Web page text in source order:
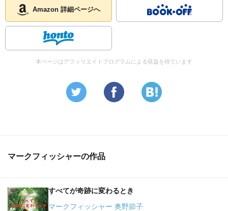
Amazon 詳細ページへ
本ページはアフィリエイトプログラムによる収益を得ています
マークフィッシャーの作品
すべてが奇跡に変わるとき
マークフィッシャー 奥野節子